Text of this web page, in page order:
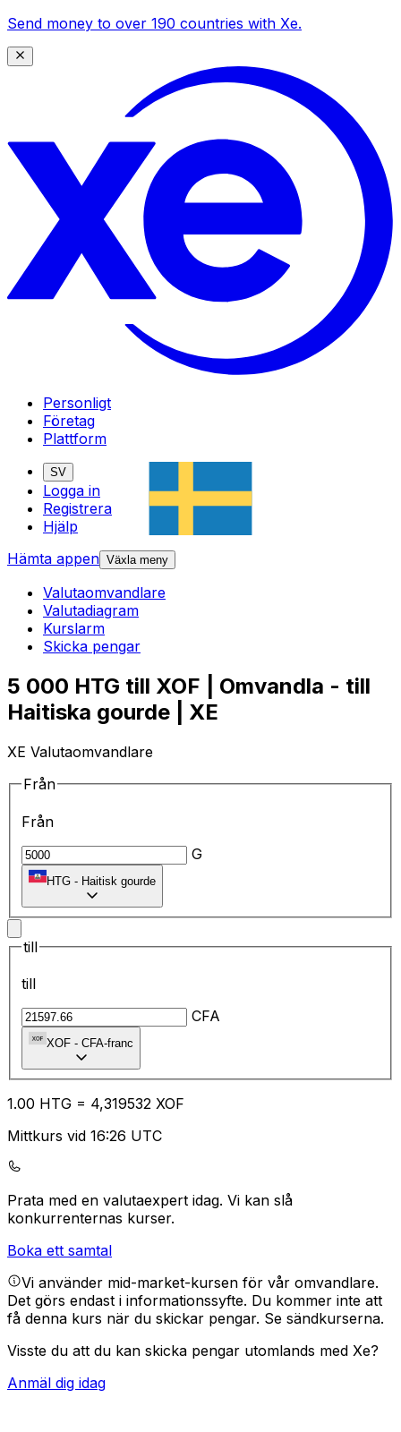
Send money to over 190 countries with Xe.
Personligt
Företag
Plattform
SV
Logga in
Registrera
Hjälp
Hämta appen Växla meny
Valutaomvandlare
Valutadiagram
Kurslarm
Skicka pengar
5 000 HTG till XOF | Omvandla - till
Haitiska gourde | XE
XE Valutaomvandlare
Från
Från
G
HTG - Haitisk gourde
till
till
CFA
XOF - CFA-franc
1.00 HTG = 4,319532 XOF
Mittkurs vid 16:26 UTC
Prata med en valutaexpert idag. Vi kan slå
konkurrenternas kurser.
Boka ett samtal
Vi använder mid-market-kursen för vår omvandlare.
Det görs endast i informationssyfte. Du kommer inte att
få denna kurs när du skickar pengar. Se sändkurserna.
Visste du att du kan skicka pengar utomlands med Xe?
Anmäl dig idag